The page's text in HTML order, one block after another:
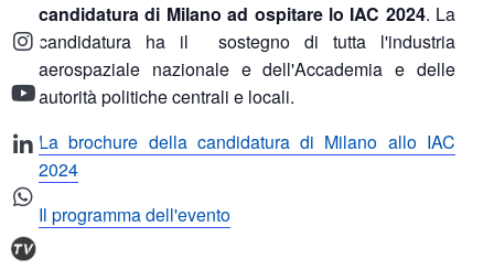
candidatura di Milano ad ospitare lo IAC 2024. La
candidatura ha il sostegno di tutta l'industria
aerospaziale nazionale e dell'Accademia e delle
autorità politiche centrali e locali.
La brochure della candidatura di Milano allo IAC
2024
Il programma dell'evento